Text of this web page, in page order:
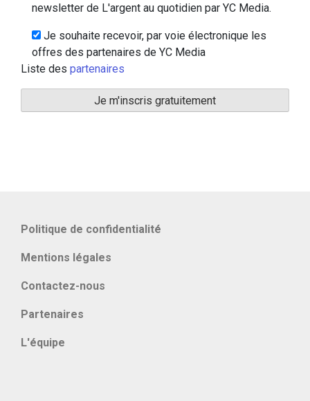
newsletter de L'argent au quotidien par YC Media.
Je souhaite recevoir, par voie électronique les
offres des partenaires de YC Media
Liste des partenaires
Politique de confidentialité
Mentions légales
Contactez-nous
Partenaires
L'équipe